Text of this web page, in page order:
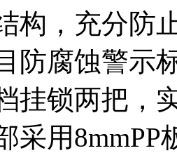
构，充分防
防腐蚀警示
挂锁两把，
采用8mmPP